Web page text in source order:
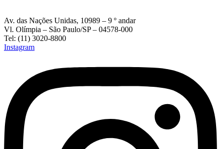
Av. das Nações Unidas, 10989 – 9 º andar
Vl. Olímpia – São Paulo/SP – 04578-000
Tel: (11) 3020-8800
Instagram